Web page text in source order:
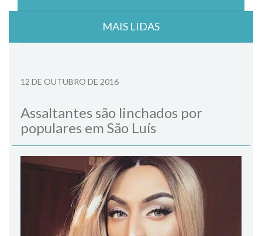
MAIS LIDAS
12 DE OUTUBRO DE 2016
Assaltantes são linchados por
populares em São Luís